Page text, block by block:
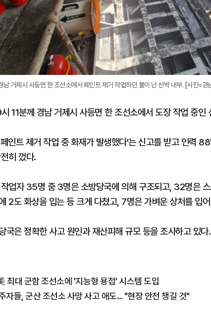
남 거제시 사등면 한 조선소에서 페인트 제거 작업하던 불이 난 선박 내부. [사진=경
11분께 경남 거제시 사등면 한 조선소에서 도장 작업 중인
인트 제거 작업 중 화재가 발생했다'는 신고를 받고 인력
히 껐다.
업자 35명 중 3명은 소방당국에 의해 구조되고, 32명은
2도 화상을 입는 등 크게 다쳤고, 7명은 가벼운 상처를 입
국은 정확한 사고 원인과 재산피해 규모 등을 조사하고 있다.
최대 군함 조선소에 '지능형 용접' 시스템 도입
자들, 군산 조선소 사망 사고 애도… "현장 안전 챙길 것"